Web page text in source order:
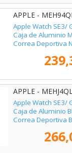
APPLE -
Apple Watch SE3/
Caja de Aluminio
Correa Deportiva
APPLE -
Apple Watch SE3/
Caja de Aluminio
Correa Deportiva